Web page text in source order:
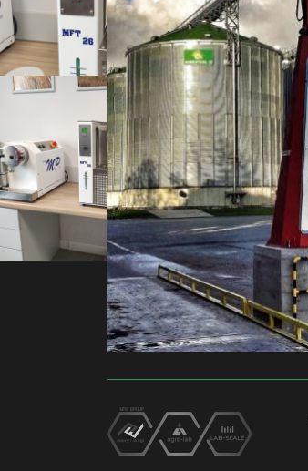
IMG_20210423_134553
IMG_20210423_125041